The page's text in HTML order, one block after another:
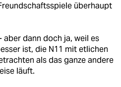
überhaupt
aber dann doch ja, weil es
ist, die N11 mit etlichen
als das ganze andere
läuft.